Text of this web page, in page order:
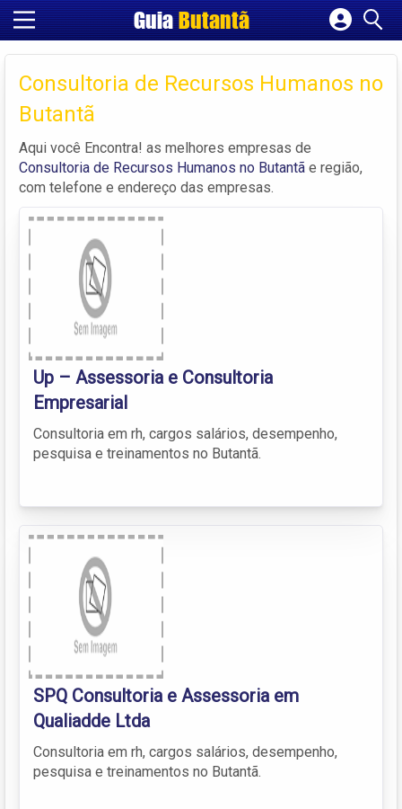
GuiaButantã
Cadastrar empresa
Criar conta
Consultoria de Recursos Humanos no
Butantã
Aqui você Encontra! as melhores empresas de
Consultoria de Recursos Humanos no Butantã e região,
com telefone e endereço das empresas.
Up – Assessoria e Consultoria
Empresarial
Consultoria em rh, cargos salários, desempenho,
pesquisa e treinamentos no Butantã.
SPQ Consultoria e Assessoria em
Qualiadde Ltda
Consultoria em rh, cargos salários, desempenho,
pesquisa e treinamentos no Butantã.